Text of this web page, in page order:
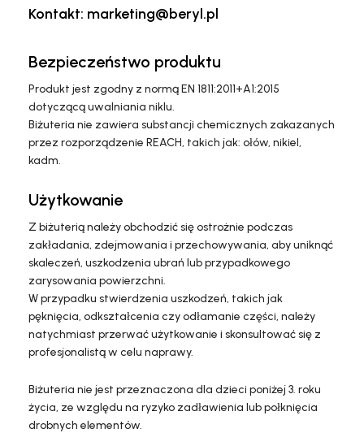
Kontakt: marketing@beryl.pl
Bezpieczeństwo produktu
Produkt jest zgodny z normą EN 1811:2011+A1:2015
dotyczącą uwalniania niklu.
Biżuteria nie zawiera substancji chemicznych zakazanych
przez rozporządzenie REACH, takich jak: ołów, nikiel,
kadm.
Użytkowanie
Z biżuterią należy obchodzić się ostrożnie podczas
zakładania, zdejmowania i przechowywania, aby uniknąć
skaleczeń, uszkodzenia ubrań lub przypadkowego
zarysowania powierzchni.
W przypadku stwierdzenia uszkodzeń, takich jak
pęknięcia, odkształcenia czy odłamanie części, należy
natychmiast przerwać użytkowanie i skonsultować się z
profesjonalistą w celu naprawy.
Biżuteria nie jest przeznaczona dla dzieci poniżej 3. roku
życia, ze względu na ryzyko zadławienia lub połknięcia
drobnych elementów.